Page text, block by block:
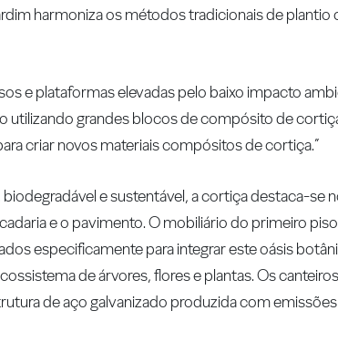
harmoniza os métodos tradicionais de
e plataformas elevadas pelo baixo impacto
grandes blocos de compósito de
criar novos materiais compósitos de cortiça.”
e sustentável, a cortiça destaca-se
e o pavimento. O mobiliário do primeiro
especificamente para integrar este oásis
de árvores, flores e plantas. Os
de aço galvanizado produzida com emissões